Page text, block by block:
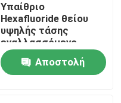
Υπαίθριο
Hexafluoride θείου
υψηλής τάσης
εναλλασσόμενο
ρεύμα 50HZ
διακοπτών 126kV
Αποστολή